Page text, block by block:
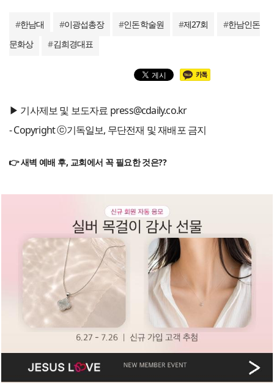
#한남대 #이광섭총장 #인돈학술원 #제27회 #한남인돈
문화상
#김희경대표
▶ 기사제보 및 보도자료 press@cdaily.co.kr
- Copyright ⓒ기독일보, 무단전재 및 재배포 금지
👉 새벽 예배 후, 교회에서 꼭 필요한 것은??